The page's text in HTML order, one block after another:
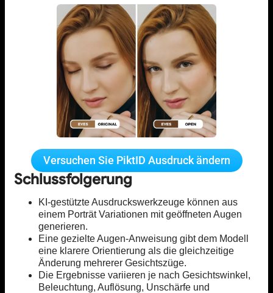
Versuchen Sie PiktID Ausdruck ändern
Schlussfolgerung
KI-gestützte Ausdruckswerkzeuge können aus
einem Porträt Variationen mit geöffneten Augen
generieren.
Eine gezielte Augen-Anweisung gibt dem Modell
eine klarere Orientierung als die gleichzeitige
Änderung mehrerer Gesichtszüge.
Die Ergebnisse variieren je nach Gesichtswinkel,
Beleuchtung, Auflösung, Unschärfe und